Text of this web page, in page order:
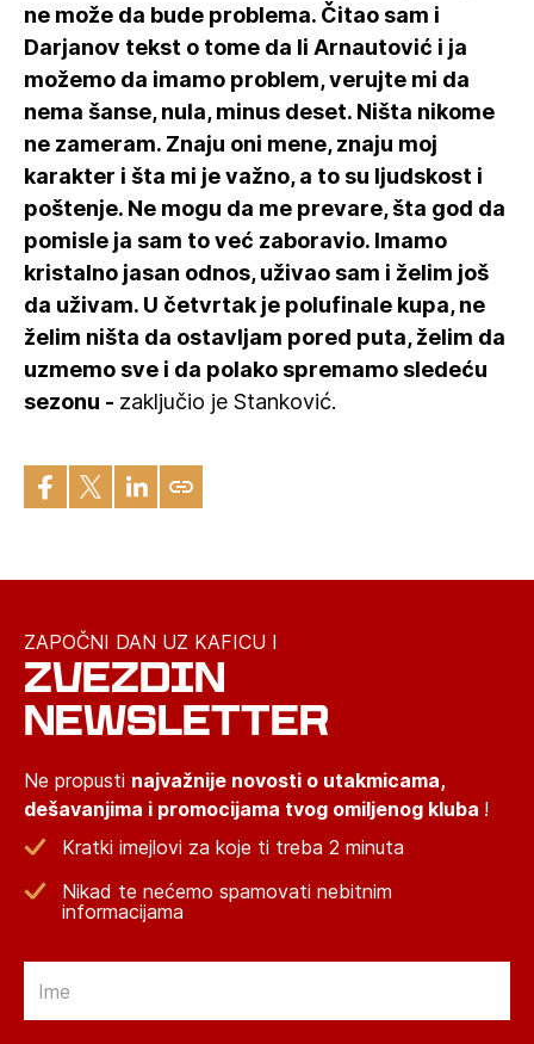
ne može da bude problema. Čitao sam i
Darjanov tekst o tome da li Arnautović i ja
možemo da imamo problem, verujte mi da
nema šanse, nula, minus deset. Ništa nikome
ne zameram. Znaju oni mene, znaju moj
karakter i šta mi je važno, a to su ljudskost i
poštenje. Ne mogu da me prevare, šta god da
pomisle ja sam to već zaboravio. Imamo
kristalno jasan odnos, uživao sam i želim još
da uživam. U četvrtak je polufinale kupa, ne
želim ništa da ostavljam pored puta, želim da
uzmemo sve i da polako spremamo sledeću
sezonu - zaključio je Stanković.
ZAPOČNI DAN UZ KAFICU I
ZVEZDIN
NEWSLETTER
Ne propusti najvažnije novosti o utakmicama,
dešavanjima i promocijama tvog omiljenog kluba !
Kratki imejlovi za koje ti treba 2 minuta
Nikad te nećemo spamovati nebitnim
informacijama